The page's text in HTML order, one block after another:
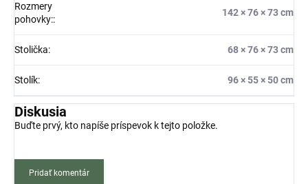
Rozmery
pohovky::
142 × 76 × 73 cm
Stolička: 68 × 76 × 73 cm
Stolík: 96 × 55 × 50 cm
Diskusia
Buďte prvý, kto napíše príspevok k tejto položke.
Pridať komentár